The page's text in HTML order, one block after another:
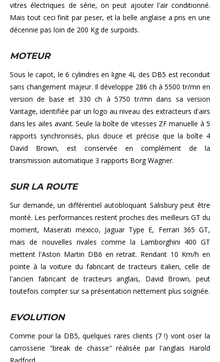
vitres électriques de série, on peut ajouter l'air conditionné.
Mais tout ceci finit par peser, et la belle anglaise a pris en une
décennie pas loin de 200 Kg de surpoids.
MOTEUR
Sous le capot, le 6 cylindres en ligne 4L des DB5 est reconduit
sans changement majeur. Il développe 286 ch à 5500 tr/mn en
version de base et 330 ch à 5750 tr/mn dans sa version
Vantage, identifiée par un logo au niveau des extracteurs d'airs
dans les ailes avant. Seule la boîte de vitesses ZF manuelle à 5
rapports synchronisés, plus douce et précise que la boîte 4
David Brown, est conservée en complément de la
transmission automatique 3 rapports Borg Wagner.
SUR LA ROUTE
Sur demande, un différentiel autobloquant Salisbury peut être
monté. Les performances restent proches des meilleurs GT du
moment, Maserati mexico, Jaguar Type E, Ferrari 365 GT,
mais de nouvelles rivales comme la Lamborghini 400 GT
mettent l'Aston Martin DB6 en retrait. Rendant 10 Km/h en
pointe à la voiture du fabricant de tracteurs italien, celle de
l'ancien fabricant de tracteurs anglais, David Brown, peut
toutefois compter sur sa présentation nettement plus soignée.
EVOLUTION
Comme pour la DB5, quelques rares clients (7 !) vont oser la
carrosserie "break de chasse" réalisée par l'anglais Harold